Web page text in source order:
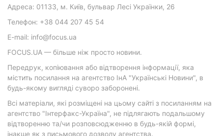
Адреса: 01133, м. Київ, бульвар Лесі Українки, 26
Телефон: +38 044 207 45 54
E-mail: info@focus.ua
FOCUS.UA — більше ніж просто новини.
Передрук, копіювання або відтворення інформації, яка
містить посилання на агентство ІнА "Українські Новини", в
будь-якому вигляді суворо заборонені.
Всі матеріали, які розміщені на цьому сайті з посиланням на
агентство "Інтерфакс-Україна", не підлягають подальшому
відтворенню та/чи розповсюдженню в будь-якій формі,
інакше як з письмового дозволу агентства.